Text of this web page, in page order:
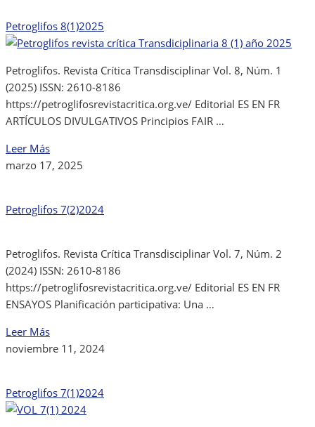
Petroglifos 8(1)2025
Petroglifos. Revista Crítica Transdisciplinar Vol. 8, Núm. 1
(2025) ISSN: 2610-8186
https://petroglifosrevistacritica.org.ve/ Editorial ES EN FR
ARTÍCULOS DIVULGATIVOS Principios FAIR …
Leer Más
marzo 17, 2025
Petroglifos 7(2)2024
Petroglifos. Revista Crítica Transdisciplinar Vol. 7, Núm. 2
(2024) ISSN: 2610-8186
https://petroglifosrevistacritica.org.ve/ Editorial ES EN FR
ENSAYOS Planificación participativa: Una …
Leer Más
noviembre 11, 2024
Petroglifos 7(1)2024